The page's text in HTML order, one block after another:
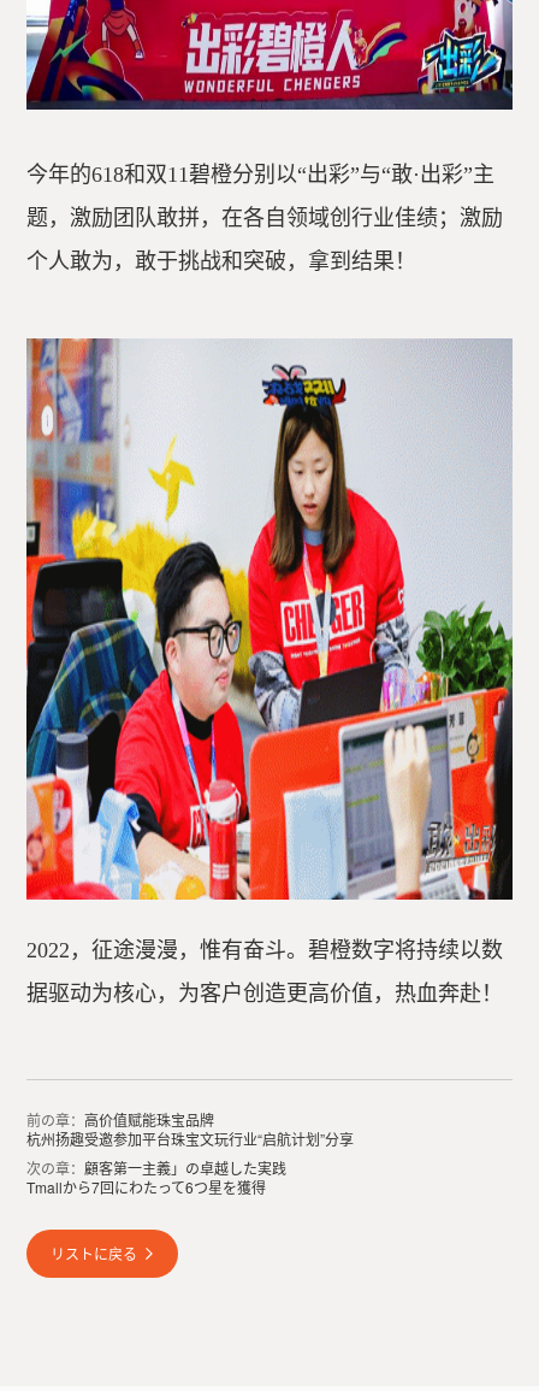
今年的618和双11碧橙分别以“出彩”与“敢·出彩”主
题，激励团队敢拼，在各自领域创行业佳绩；激励
个人敢为，敢于挑战和突破，拿到结果！
2022，征途漫漫，惟有奋斗。碧橙数字将持续以数
据驱动为核心，为客户创造更高价值，热血奔赴！
前の章：高价值赋能珠宝品牌
杭州扬趣受邀参加平台珠宝文玩行业“启航计划”分享
次の章：顧客第一主義」の卓越した実践
Tmallから7回にわたって6つ星を獲得
リストに戻る